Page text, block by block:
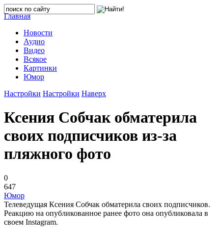
Главная
Новости
Аудио
Видео
Всякое
Картинки
Юмор
Настройки Настройки Наверх
Ксения Собчак обматерила
своих подписчиков из-за
пляжного фото
0
647
Юмор
Телеведущая Ксения Собчак обматерила своих подписчиков.
Реакцию на опубликованное ранее фото она опубликовала в
своем Instagram.